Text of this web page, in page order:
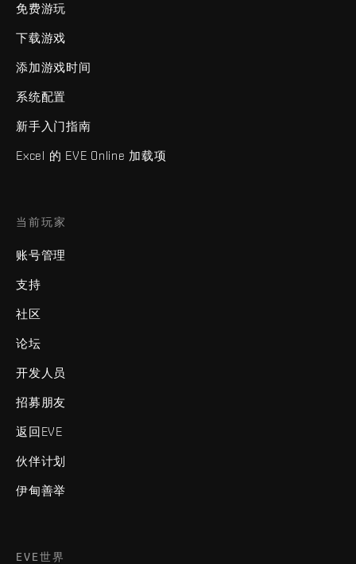
免费游玩
下载游戏
添加游戏时间
系统配置
新手入门指南
Excel 的 EVE Online 加载项
当前玩家
账号管理
支持
社区
论坛
开发人员
招募朋友
返回EVE
伙伴计划
伊甸善举
EVE世界